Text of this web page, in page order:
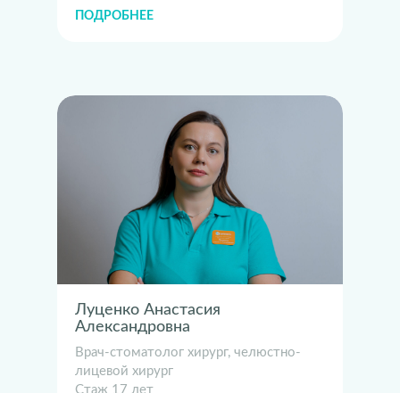
ПОДРОБНЕЕ
Луценко Анастасия
Александровна
Врач-стоматолог хирург, челюстно-
лицевой хирург
Стаж 17 лет